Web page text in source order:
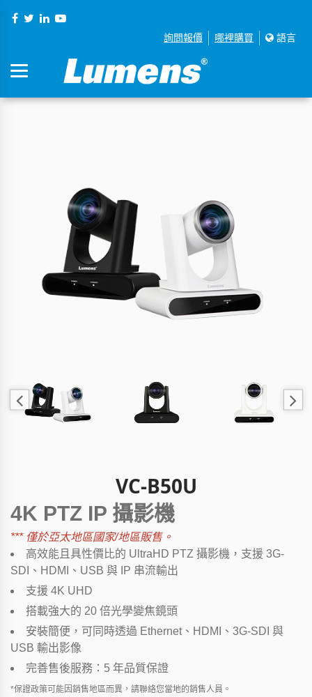
詢問報價 哪裡購買 語言
VC-B50U
4K PTZ IP 攝影機
*** 僅於亞太地區國家/地區販售。
高效能且具性價比的 UltraHD PTZ 攝影機，支援 3G-
SDI、HDMI、USB 與 IP 串流輸出
支援 4K UHD
搭載強大的 20 倍光學變焦鏡頭
安裝簡便，可同時透過 Ethernet、HDMI、3G-SDI 與
USB 輸出影像
完善售後服務：5 年品質保證
*保證政策可能因銷售地區而異，請聯絡您當地的銷售人員。